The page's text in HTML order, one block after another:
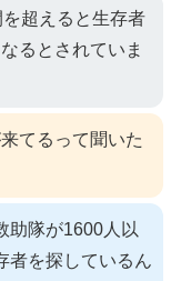
超えると生存者
るとされていま
てるって聞いた
助隊が1600人以
者を探しているん